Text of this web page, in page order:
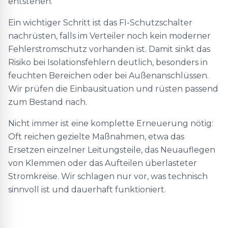
Ein wichtiger Schritt ist das FI-Schutzschalter
nachrüsten, falls im Verteiler noch kein moderner
Fehlerstromschutz vorhanden ist. Damit sinkt das
Risiko bei Isolationsfehlern deutlich, besonders in
feuchten Bereichen oder bei Außenanschlüssen.
Wir prüfen die Einbausituation und rüsten passend
zum Bestand nach.
Nicht immer ist eine komplette Erneuerung nötig:
Oft reichen gezielte Maßnahmen, etwa das
Ersetzen einzelner Leitungsteile, das Neuauflegen
von Klemmen oder das Aufteilen überlasteter
Stromkreise. Wir schlagen nur vor, was technisch
sinnvoll ist und dauerhaft funktioniert.